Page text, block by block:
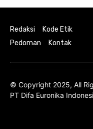
Redaksi
Kode Etik
Pedoman
Kontak
© Copyright 2025, All
PT Difa Euronika